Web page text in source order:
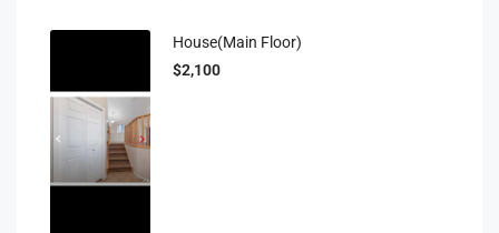
House(main Floor)
$2,100